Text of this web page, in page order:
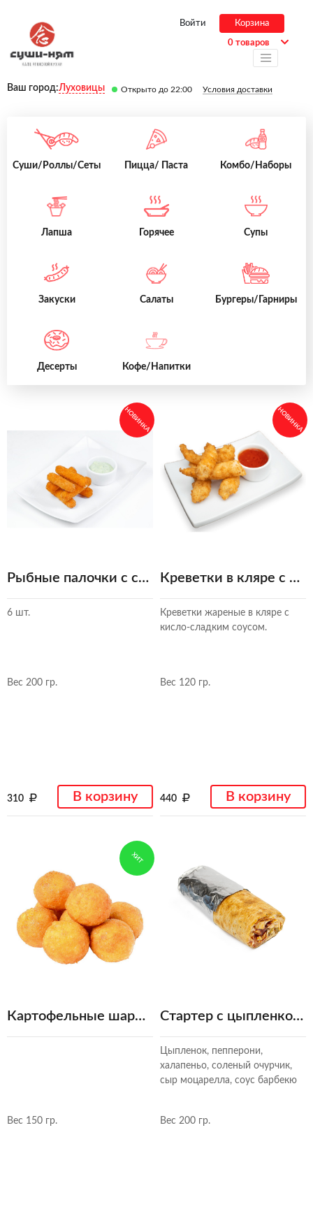
Ваш город:Луховицы Открыто до 22:00 Условия доставки
Войти Корзина
0 товаров
Суши/Роллы/Сеты Пицца/ Паста Комбо/Наборы
Лапша Горячее Супы
Закуски Салаты Бургеры/Гарниры
Десерты Кофе/Напитки
НОВИНКА
Рыбные палочки с соусом тар-тар
6 шт.
Вес 200 гр.
310 В корзину
НОВИНКА
Креветки в кляре с кисло-сладким соусом
Креветки жареные в кляре с
кисло-сладким соусом.
Вес 120 гр.
440 В корзину
ХИТ
Картофельные шарики
Вес 150 гр.
Стартер с цыпленком и пепперони
Цыпленок, пепперони,
халапеньо, соленый очурчик,
сыр моцарелла, соус барбекю
Вес 200 гр.